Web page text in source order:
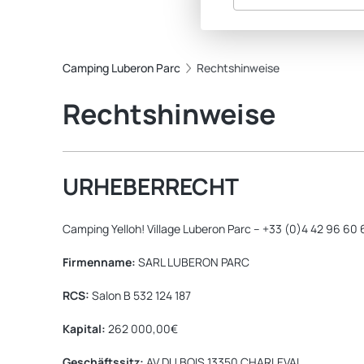
Camping Luberon Parc Rechtshinweise
Rechtshinweise
URHEBERRECHT
Camping Yelloh! Village Luberon Parc – +33 (0)4 42 96 60
Firmenname: SARL LUBERON PARC
RCS: Salon B 532 124 187
Kapital: 262 000,00€